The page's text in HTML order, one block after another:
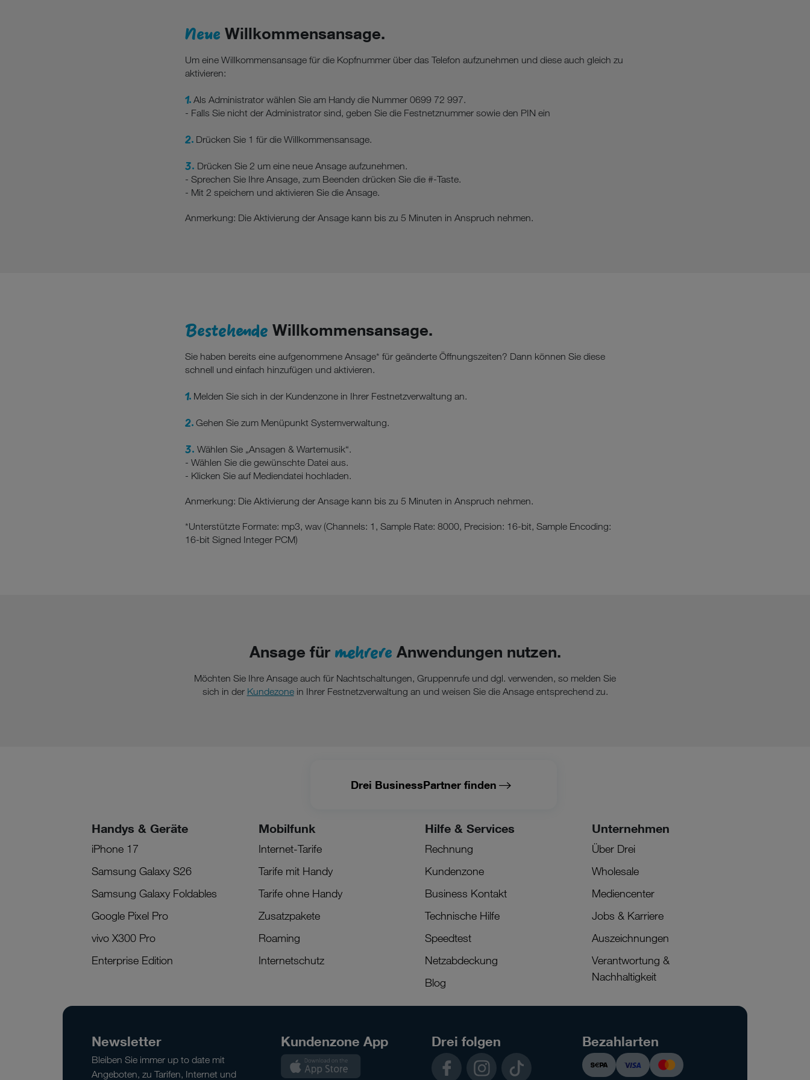
Neue Willkommensansage.
Um eine Willkommensansage für die Kopfnummer über das Telefon aufzunehmen und diese auch gleich zu
aktivieren:
1. Als Administrator wählen Sie am Handy die Nummer 0699 72 997.
- Falls Sie nicht der Administrator sind, geben Sie die Festnetznummer sowie den PIN ein
2. Drücken Sie 1 für die Willkommensansage.
3. Drücken Sie 2 um eine neue Ansage aufzunehmen.
- Sprechen Sie Ihre Ansage, zum Beenden drücken Sie die #-Taste.
- Mit 2 speichern und aktivieren Sie die Ansage.
Anmerkung: Die Aktivierung der Ansage kann bis zu 5 Minuten in Anspruch nehmen.
Bestehende Willkommensansage.
Sie haben bereits eine aufgenommene Ansage* für geänderte Öffnungszeiten? Dann können Sie diese
schnell und einfach hinzufügen und aktivieren.
1. Melden Sie sich in der Kundenzone in Ihrer Festnetzverwaltung an.
2. Gehen Sie zum Menüpunkt Systemverwaltung.
3. Wählen Sie „Ansagen & Wartemusik“.
- Wählen Sie die gewünschte Datei aus.
- Klicken Sie auf Mediendatei hochladen.
Anmerkung: Die Aktivierung der Ansage kann bis zu 5 Minuten in Anspruch nehmen.
*Unterstützte Formate: mp3, wav (Channels: 1, Sample Rate: 8000, Precision: 16-bit, Sample Encoding:
16-bit Signed Integer PCM)
Ansage für mehrere Anwendungen nutzen.
Möchten Sie Ihre Ansage auch für Nachtschaltungen, Gruppenrufe und dgl. verwenden, so melden Sie
sich in der Kundezonein Ihrer Festnetzverwaltung an und weisen Sie die Ansage entsprechend zu.
Drei BusinessPartner finden
Handys & Geräte
iPhone 17
Samsung Galaxy S26
Samsung Galaxy Foldables
Google Pixel Pro
vivo X300 Pro
Enterprise Edition
Mobilfunk
Internet-Tarife
Tarife mit Handy
Tarife ohne Handy
Zusatzpakete
Roaming
Internetschutz
Hilfe & Services
Rechnung
Kundenzone
Business Kontakt
Technische Hilfe
Speedtest
Netzabdeckung
Blog
Unternehmen
Über Drei
Wholesale
Mediencenter
Jobs & Karriere
Auszeichnungen
Verantwortung &
Nachhaltigkeit
Newsletter
Bleiben Sie immer up to date mit
Angeboten, zu Tarifen, Internet und
Kundenzone App Drei folgen
InstagramTikTok
Bezahlarten